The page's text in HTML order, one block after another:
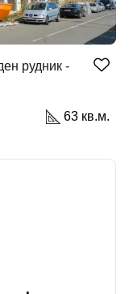
рудник -
63 кв.м.